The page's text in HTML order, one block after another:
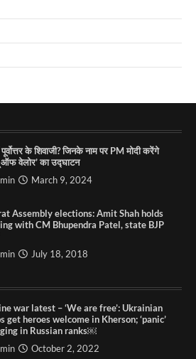
के शिवाजी? जिनके नाम पर PM मोदी करेंगे
ऑफ वेलोर’ का उद्घाटन
March 9, 2024
Assembly elections: Amit Shah holds
with CM Bhupendra Patel, state BJP
July 18, 2018
war latest – ‘We are free’: Ukrainian
get heroes welcome in Kherson; ‘panic’
in Russian ranks￼
October 2, 2022